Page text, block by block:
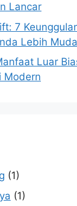
Lancar
7
Lebih
Luar
Modern
(1)
(1)